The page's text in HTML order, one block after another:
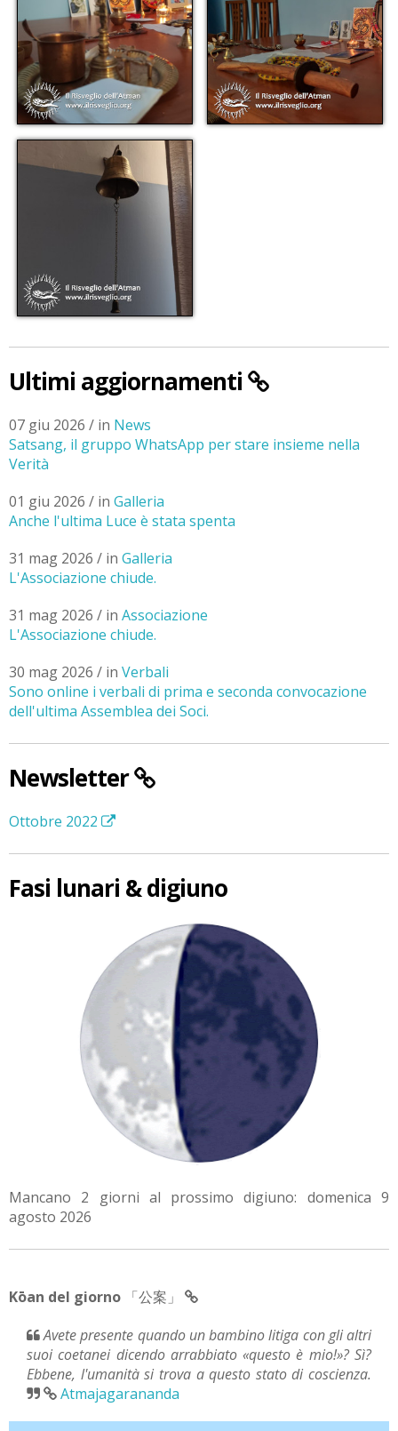
Ultimi aggiornamenti
07 giu 2026 / in News
Satsang, il gruppo WhatsApp per stare insieme nella
Verità
01 giu 2026 / in Galleria
Anche l'ultima Luce è stata spenta
31 mag 2026 / in Galleria
L'Associazione chiude.
31 mag 2026 / in Associazione
L'Associazione chiude.
30 mag 2026 / in Verbali
Sono online i verbali di prima e seconda convocazione
dell'ultima Assemblea dei Soci.
Newsletter
Ottobre 2022
Fasi lunari & digiuno
Mancano 2 giorni al prossimo digiuno: domenica 9
agosto 2026
Kōan del giorno 「公案」
Avete presente quando un bambino litiga con gli altri
suoi coetanei dicendo arrabbiato «questo è mio!»? Sì?
Ebbene, l'umanità si trova a questo stato di coscienza.
Atmajagarananda